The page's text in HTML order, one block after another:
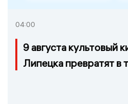
04:00
9 августа культовый
Липецка превратят